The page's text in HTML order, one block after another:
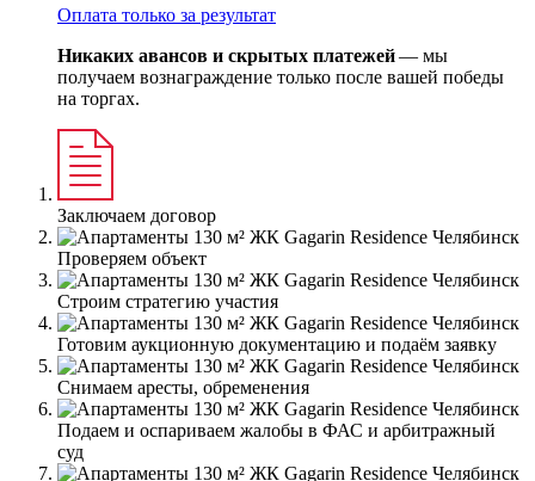
Оплата только за результат
Никаких авансов и скрытых платежей— мы
получаем вознаграждение только после вашей победы
на торгах.
Заключаем договор
Проверяем объект
Строим стратегию участия
Готовим аукционную документацию и подаём заявку
Снимаем аресты, обременения
Подаем и оспариваем жалобы в ФАС и арбитражный
суд